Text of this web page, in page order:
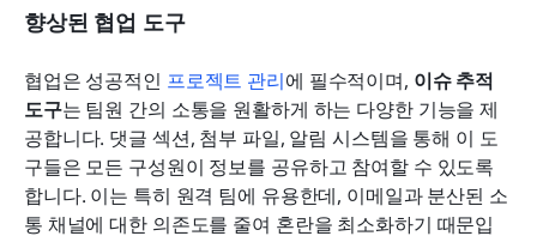
향상된 협업 도구
협업은 성공적인 프로젝트 관리에 필수적이며, 이슈 추적
도구는 팀원 간의 소통을 원활하게 하는 다양한 기능을 제
공합니다. 댓글 섹션, 첨부 파일, 알림 시스템을 통해 이 도
구들은 모든 구성원이 정보를 공유하고 참여할 수 있도록
합니다. 이는 특히 원격 팀에 유용한데, 이메일과 분산된 소
통 채널에 대한 의존도를 줄여 혼란을 최소화하기 때문입